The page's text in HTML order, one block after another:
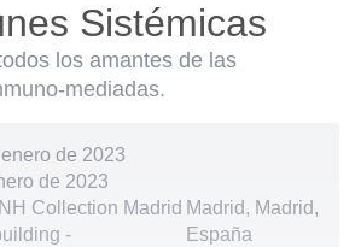
Sistémicas
los amantes de las
mediadas.
de 2023
de 2023
Collection Madrid
-
Madrid, Madrid,
España